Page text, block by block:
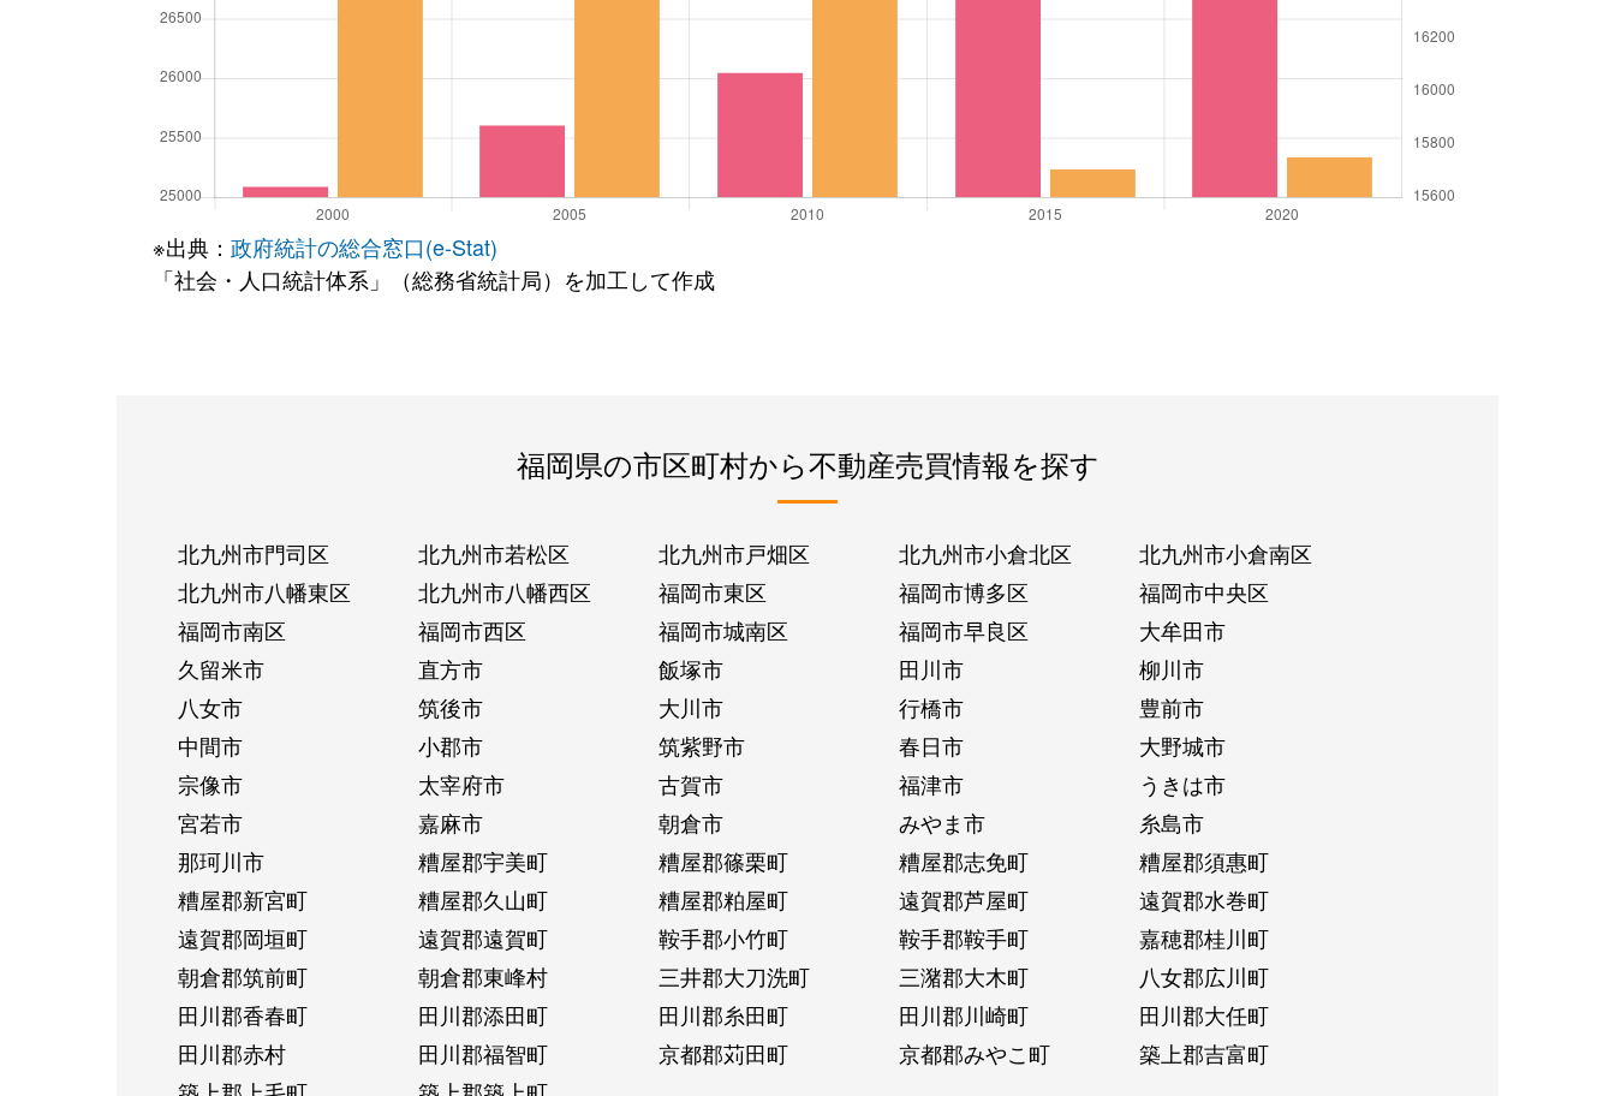
※出典： 政府統計の総合窓口(e-Stat)
「社会・人口統計体系」（総務省統計局）を加工して作成
福岡県の市区町村から不動産売買情報を探す
北九州市門司区 北九州市若松区 北九州市戸畑区 北九州市小倉北区
北九州市小倉南区
北九州市八幡東区
北九州市八幡西区 福岡市東区 福岡市博多区
福岡市中央区
福岡市南区
福岡市西区 福岡市城南区 福岡市早良区
大牟田市
久留米市
直方市 飯塚市 田川市
柳川市
八女市
筑後市 大川市 行橋市
豊前市
中間市
小郡市 筑紫野市 春日市
大野城市
宗像市
太宰府市 古賀市 福津市
うきは市
宮若市
嘉麻市 朝倉市 みやま市
糸島市
那珂川市
糟屋郡宇美町 糟屋郡篠栗町 糟屋郡志免町
糟屋郡須惠町
糟屋郡新宮町
糟屋郡久山町 糟屋郡粕屋町 遠賀郡芦屋町
遠賀郡水巻町
遠賀郡岡垣町
遠賀郡遠賀町 鞍手郡小竹町 鞍手郡鞍手町
嘉穂郡桂川町
朝倉郡筑前町
朝倉郡東峰村 三井郡大刀洗町 三潴郡大木町
八女郡広川町
田川郡香春町
田川郡添田町 田川郡糸田町 田川郡川崎町
田川郡大任町
田川郡赤村
田川郡福智町 京都郡苅田町 京都郡みやこ町
築上郡吉富町